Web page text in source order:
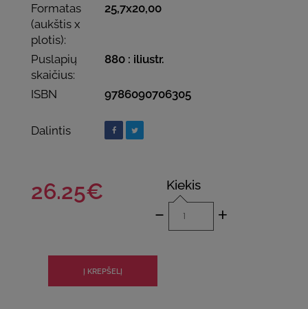
Formatas
(aukštis x
plotis):
25,7x20,00
Puslapių
skaičius:
880 : iliustr.
ISBN 9786090706305
Dalintis
26.25€ Kiekis
- +